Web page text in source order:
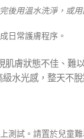
後用溫水洗淨，或
日常護膚程序。
肌膚狀態不佳、難
水光感，整天不脫
測試。請置於兒童